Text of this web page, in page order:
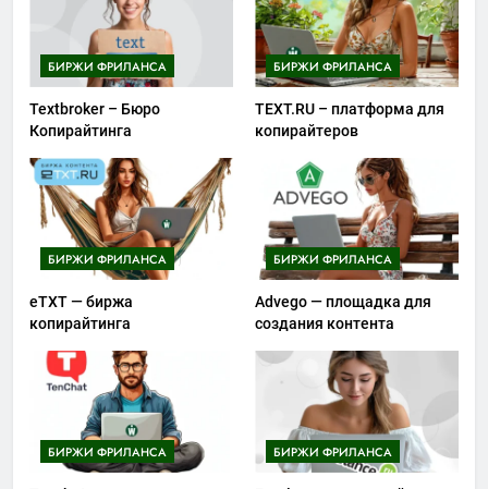
БИРЖИ ФРИЛАНСА
Textbroker – Бюро
Копирайтинга
БИРЖИ ФРИЛАНСА
TEXT.RU – платформа для
копирайтеров
БИРЖИ ФРИЛАНСА
eTXT — биржа
копирайтинга
БИРЖИ ФРИЛАНСА
Advego — площадка для
создания контента
БИРЖИ ФРИЛАНСА БИРЖИ ФРИЛАНСА